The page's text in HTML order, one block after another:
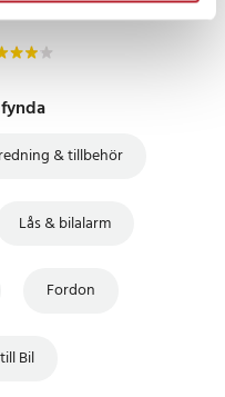
& tillbehör
Lås & bilalarm
Fordon
Bil